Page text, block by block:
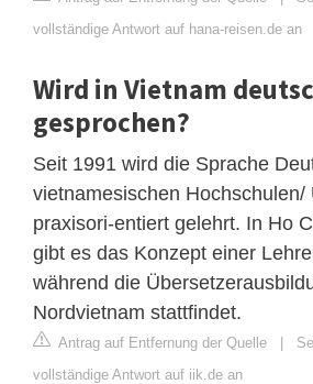
vollständige Antwort auf hana-reisen.de an
Wird in Vietnam
gesprochen?
Seit 1991 wird die Sprache
vietnamesischen Hochschulen/
praxisori-entiert gelehrt. In Ho
gibt es das Konzept einer
während die
Nordvietnam stattfindet.
Antrag auf Entfernung der Quelle |
vollständige Antwort auf iik.de an